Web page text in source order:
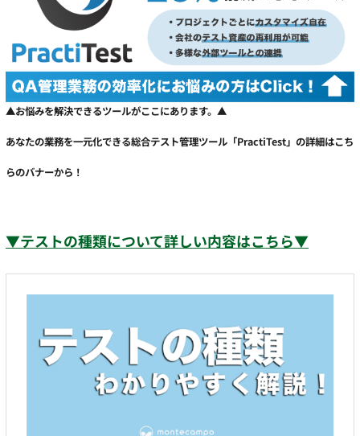
▲お悩みを解決できるツールがここにあります。 ▲
あなたの業務を一元化できる総合テスト管理ツール「PractiTest」の詳細はこち
らのバナーから！
▼テストの種類について詳しい内容はこちら▼